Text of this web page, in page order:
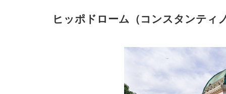
ヒッポドローム（コンスタンティ